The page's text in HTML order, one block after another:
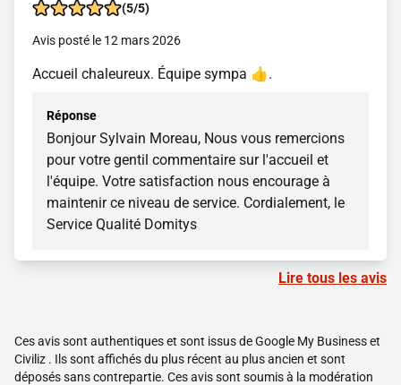
(5/5)
Avis posté le 12 mars 2026
Accueil chaleureux. Équipe sympa 👍.
Réponse
Bonjour Sylvain Moreau, Nous vous remercions
pour votre gentil commentaire sur l'accueil et
l'équipe. Votre satisfaction nous encourage à
maintenir ce niveau de service. Cordialement, le
Service Qualité Domitys
Lire tous les avis
Ces avis sont authentiques et sont issus de Google My Business et
Civiliz . Ils sont affichés du plus récent au plus ancien et sont
déposés sans contrepartie. Ces avis sont soumis à la modération